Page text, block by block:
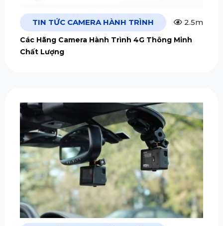
TIN TỨC CAMERA HÀNH TRÌNH 2.5m
Các Hãng Camera Hành Trình 4G Thông Minh
Chất Lượng